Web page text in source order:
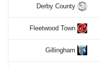
Derby County
Fleetwood Town
Gillingham